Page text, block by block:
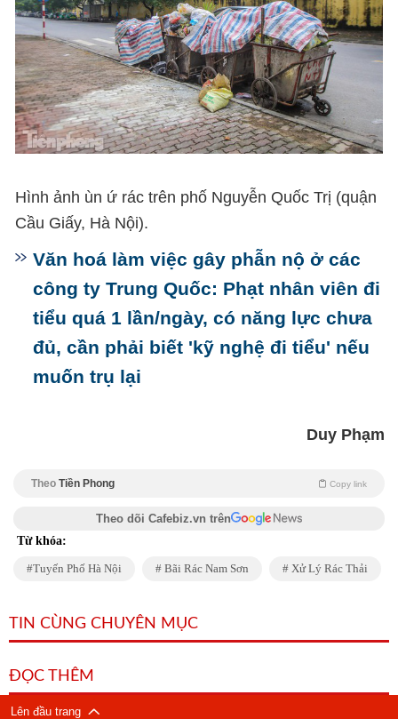
Hình ảnh ùn ứ rác trên phố Nguyễn Quốc Trị (quận
Cầu Giấy, Hà Nội).
Văn hoá làm việc gây phẫn nộ ở các
công ty Trung Quốc: Phạt nhân viên đi
tiểu quá 1 lần/ngày, có năng lực chưa
đủ, cần phải biết 'kỹ nghệ đi tiểu' nếu
muốn trụ lại
Duy Phạm
Theo Tiền Phong Copy link
Theo dõi Cafebiz.vn trên
Từ khóa:
Tuyến Phố Hà Nội Bãi Rác Nam Sơn Xử Lý Rác Thải
TIN CÙNG CHUYÊN MỤC
ĐỌC THÊM
Lên đầu trang